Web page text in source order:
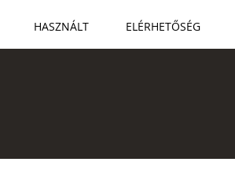
HASZNÁLT ELÉRHETŐSÉG